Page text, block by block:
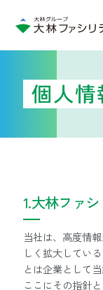
個人
1.大林ファ
当社は、高度情
しく拡大してい
とは企業として
ここにその指針